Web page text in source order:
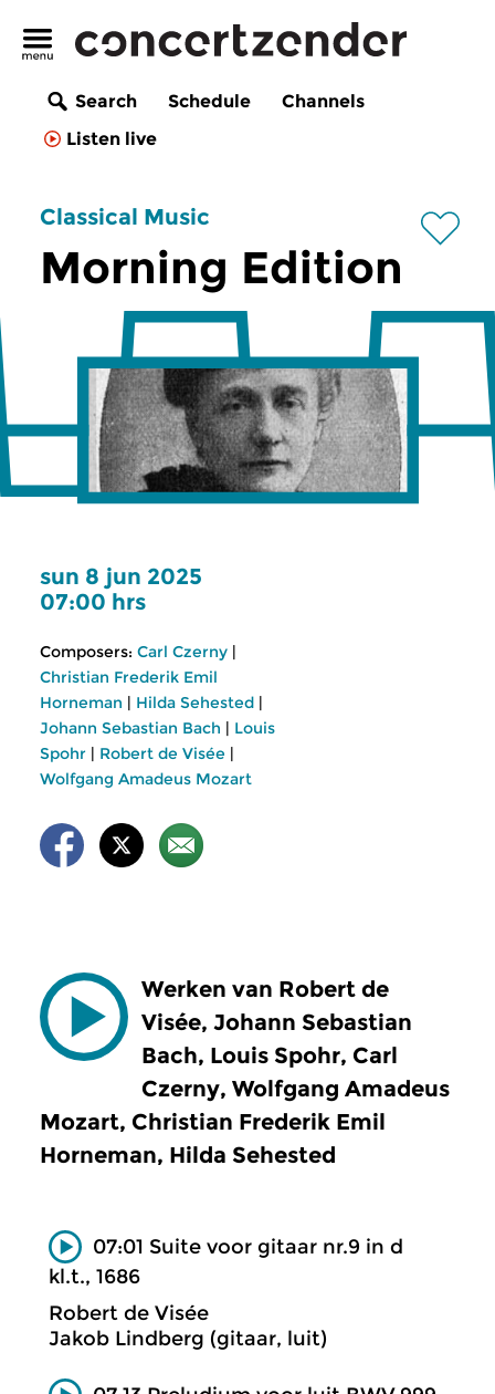
Search Schedule
Channels
Listen live
Classical Music
Morning Edition
sun 8 jun 2025
07:00 hrs
Composers: Carl Czerny |
Christian Frederik Emil
Horneman | Hilda Sehested |
Johann Sebastian Bach | Louis
Spohr | Robert de Visée |
Wolfgang Amadeus Mozart
Werken van Robert de
Visée, Johann Sebastian
Bach, Louis Spohr, Carl
Czerny, Wolfgang Amadeus
Mozart, Christian Frederik Emil
Horneman, Hilda Sehested
07:01 Suite voor gitaar nr.9 in d
kl.t., 1686
Robert de Visée
Jakob Lindberg (gitaar, luit)